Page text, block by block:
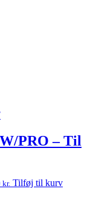
PRO – Til
kr. Tilføj til kurv